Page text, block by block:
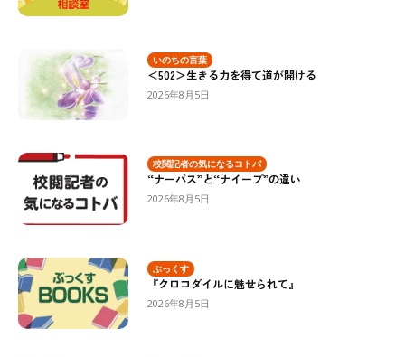
いのちの言葉
＜502＞生きる力を得て道が開ける
2026年8月5日
校閲記者の気になるコトバ
“ナーバス”と“ナイーブ”の違い
2026年8月5日
ぶっくす
『クロコダイルに魅せられて』
2026年8月5日